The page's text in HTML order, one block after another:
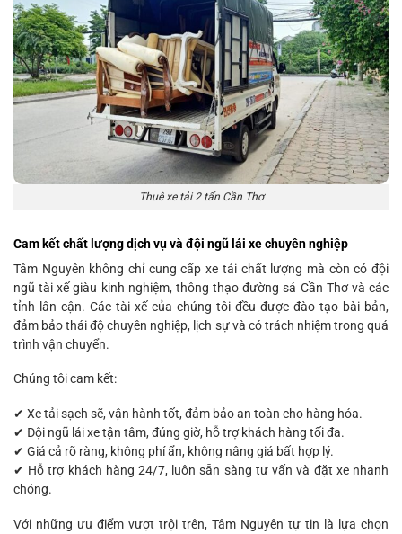
Thuê xe tải 2 tấn Cần Thơ
Cam kết chất lượng dịch vụ và đội ngũ lái xe chuyên nghiệp
Tâm Nguyên không chỉ cung cấp xe tải chất lượng mà còn có đội
ngũ tài xế giàu kinh nghiệm, thông thạo đường sá Cần Thơ và các
tỉnh lân cận. Các tài xế của chúng tôi đều được đào tạo bài bản,
đảm bảo thái độ chuyên nghiệp, lịch sự và có trách nhiệm trong quá
trình vận chuyển.
Chúng tôi cam kết:
✔ Xe tải sạch sẽ, vận hành tốt, đảm bảo an toàn cho hàng hóa.
✔ Đội ngũ lái xe tận tâm, đúng giờ, hỗ trợ khách hàng tối đa.
✔ Giá cả rõ ràng, không phí ẩn, không nâng giá bất hợp lý.
✔ Hỗ trợ khách hàng 24/7, luôn sẵn sàng tư vấn và đặt xe nhanh
chóng.
Với những ưu điểm vượt trội trên, Tâm Nguyên tự tin là lựa chọn